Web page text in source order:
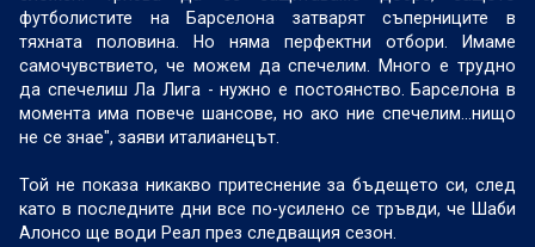
футболистите на Барселона затварят съперниците в
тяхната половина. Но няма перфектни отбори. Имаме
самочувствието, че можем да спечелим. Много е трудно
да спечелиш Ла Лига - нужно е постоянство. Барселона в
момента има повече шансове, но ако ние спечелим…нищо
не се знае", заяви италианецът.
Той не показа никакво притеснение за бъдещето си, след
като в последните дни все по-усилено се тръвди, че Шаби
Алонсо ще води Реал през следващия сезон.